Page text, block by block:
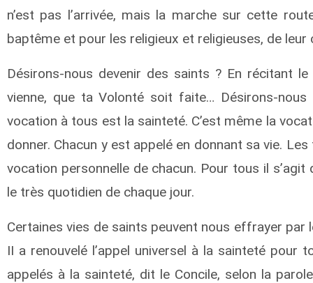
n’est pas l’arrivée, mais la marche sur cette
baptême et pour les religieux et religieuses, de leur
Désirons-nous devenir des saints ? En récitant
vienne, que ta Volonté soit faite… Désirons-
vocation à tous est la sainteté. C’est même la
donner. Chacun y est appelé en donnant sa vie.
vocation personnelle de chacun. Pour tous il
le très quotidien de chaque jour.
Certaines vies de saints peuvent nous effrayer par
II a renouvelé l’appel universel à la sainteté pour
appelés à la sainteté, dit le Concile, selon la